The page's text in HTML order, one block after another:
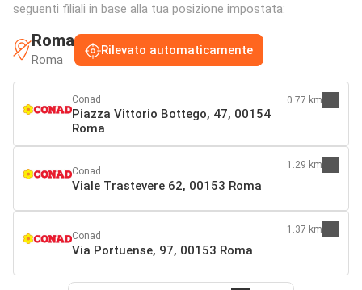
seguenti filiali in base alla tua posizione impostata:
Roma
Roma
Rilevato automaticamente
Conad
Piazza Vittorio Bottego, 47, 00154
Roma
0.77 km
Conad
Viale Trastevere 62, 00153 Roma
1.29 km
Conad
Via Portuense, 97, 00153 Roma
1.37 km